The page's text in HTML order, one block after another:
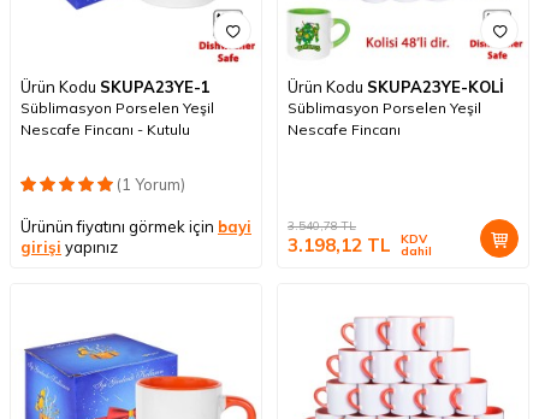
Ürün Kodu SKUPA23YE-1
Süblimasyon Porselen Yeşil
Nescafe Fincanı - Kutulu
(1 Yorum)
Ürünün fiyatını görmek için bayi
girişi yapınız
Ürün Kodu SKUPA23YE-KOLİ
Süblimasyon Porselen Yeşil
Nescafe Fincanı
3.540,78TL
3.198,12 TL KDV
dahil